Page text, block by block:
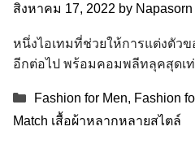
สิงหาคม 17, 2022 by
หนึ่งไอเทมที่ช่วยให้การแต่งตัว
อีกต่อไป พร้อมคอมพลีทลุคสุดเท่
Categories
Fashion for Men, Fashion
Match เสื้อผ้าหลากหลายสไตล์